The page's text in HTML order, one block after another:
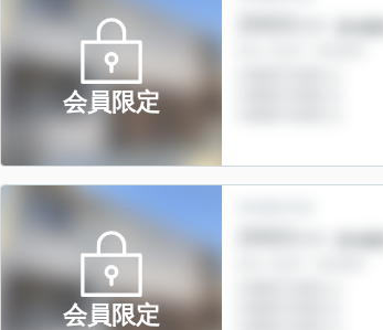
会員限定
会員限定